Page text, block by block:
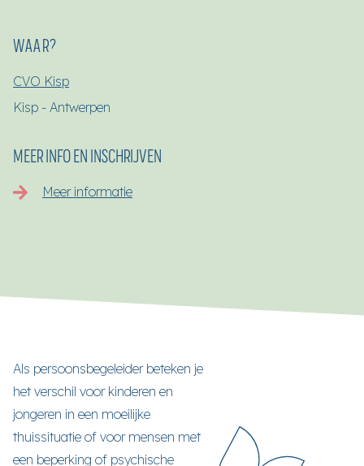
WAAR?
CVO Kisp
Kisp - Antwerpen
MEER INFO EN INSCHRIJVEN
Meer informatie
Als persoonsbegeleider beteken je
het verschil voor kinderen en
jongeren in een moeilijke
thuissituatie of voor mensen met
een beperking of psychische